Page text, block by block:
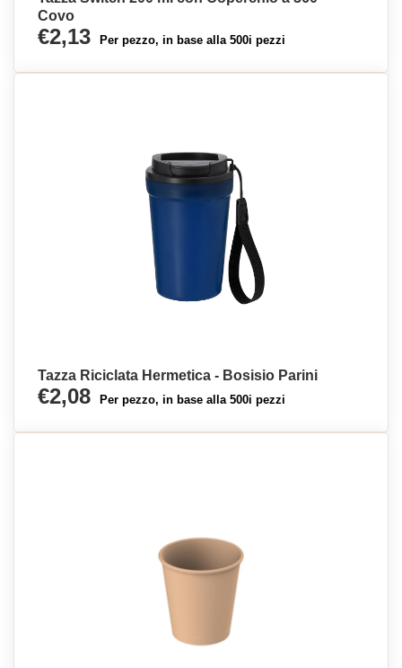
Covo
€2,13 Per pezzo, in base alla 500i pezzi
Tazza Riciclata Hermetica - Bosisio Parini
€2,08 Per pezzo, in base alla 500i pezzi